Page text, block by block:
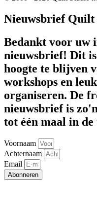
Nieuwsbrief Quilt
Bedankt voor uw
nieuwsbrief! Dit
hoogte te blijven
workshops en
organiseren. De
nieuwsbrief is
tot één maal in de
Voornaam
Achternaam
Email
Abonneren